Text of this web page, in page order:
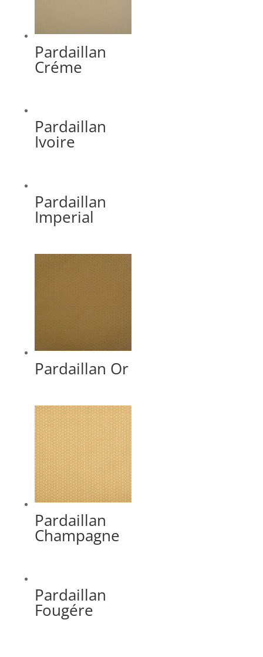
Pardaillan
Créme
Pardaillan
Ivoire
Pardaillan
Imperial
Pardaillan Or
Pardaillan
Champagne
Pardaillan
Fougére